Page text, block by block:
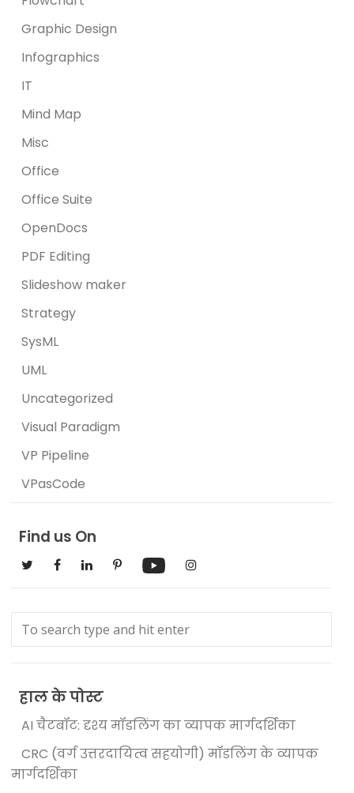
Graphic Design
Infographics
IT
Mind Map
Misc
Office
Office Suite
OpenDocs
PDF Editing
Slideshow maker
Strategy
SysML
UML
Uncategorized
Visual Paradigm
VP Pipeline
VPasCode
Find us On
हाल के पोस्ट
AI चैटबॉट: दृश्य मॉडलिंग का व्यापक मार्गदर्शिका
CRC (वर्ग उत्तरदायित्व सहयोगी) मॉडलिंग के व्यापक
मार्गदर्शिका